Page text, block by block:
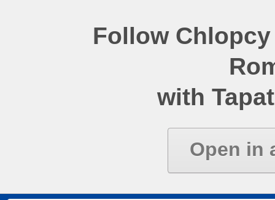
Follow
with
Open in